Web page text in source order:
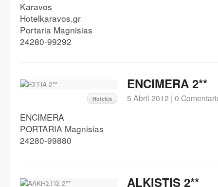
Karavos
Hotelkaravos.gr
Portaria Magnisias
24280-99292
Hoteles
ENCIMERA 2**
5 Abril 2012 | 0
ENCIMERA
PORTARIA Magnisias
24280-99880
ALKISTIS 2**